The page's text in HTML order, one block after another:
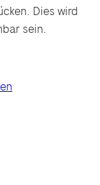
Dies wird
sein.
Sinne des
für